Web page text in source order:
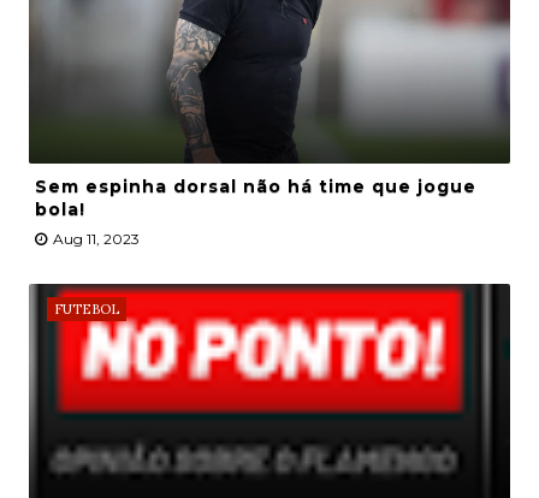
Sem espinha dorsal não há time que jogue
bola!
Aug 11, 2023
FUTEBOL